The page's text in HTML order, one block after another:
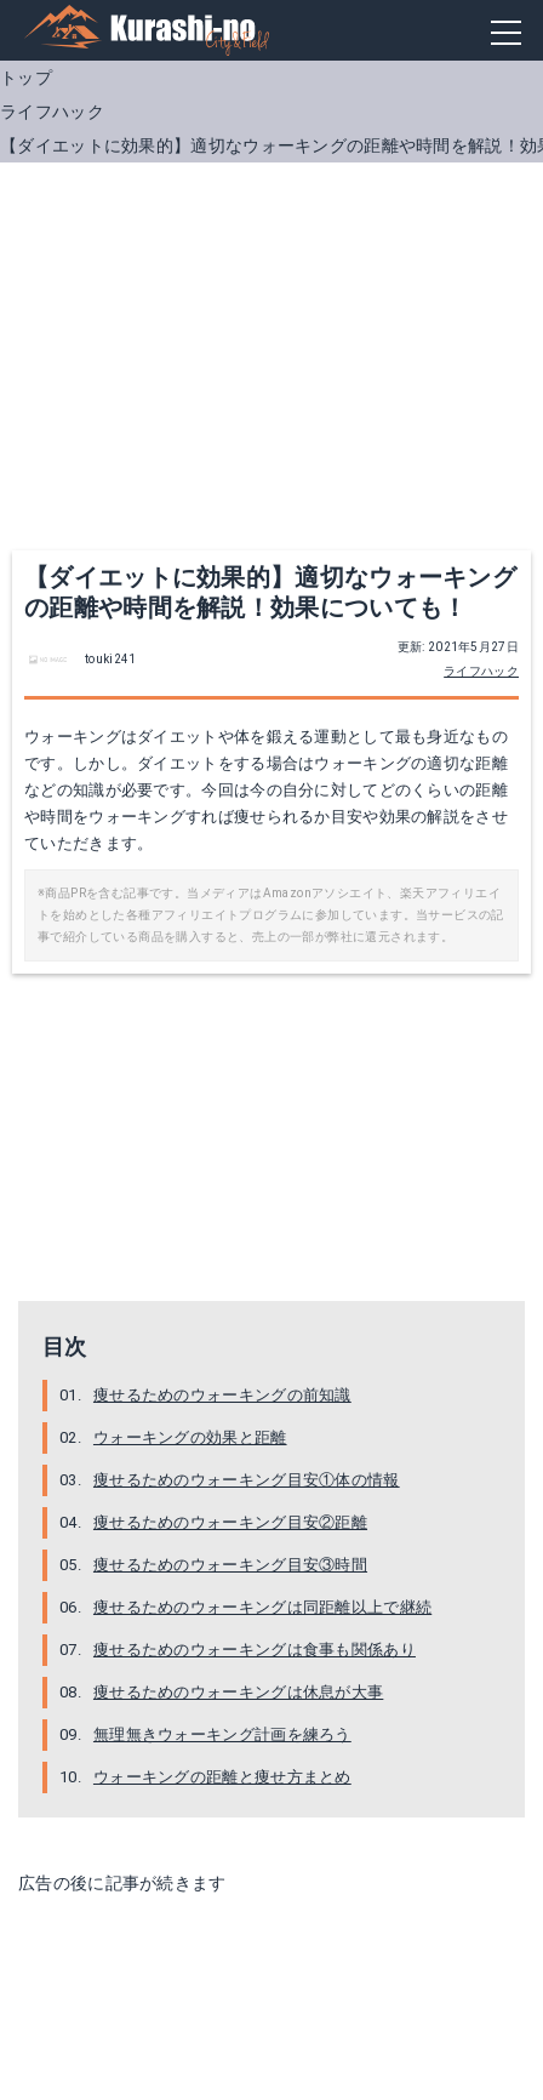
トップ
ライフハック
【ダイエットに効果的】適切なウォーキングの距離や時間を解説！
【ダイエットに効果的】適切なウォーキング
の距離や時間を解説！効果についても！
更新: 2021年5月27日
ライフハック
touki241
ウォーキングはダイエットや体を鍛える運動として最も身近なもの
です。しかし。ダイエットをする場合はウォーキングの適切な距離
などの知識が必要です。今回は今の自分に対してどのくらいの距離
や時間をウォーキングすれば痩せられるか目安や効果の解説をさせ
ていただきます。
※商品PRを含む記事です。当メディアはAmazonアソシエイト、楽天アフィリエイ
トを始めとした各種アフィリエイトプログラムに参加しています。当サービスの記
事で紹介している商品を購入すると、売上の一部が弊社に還元されます。
目次
痩せるためのウォーキングの前知識
ウォーキングの効果と距離
痩せるためのウォーキング目安①体の情報
痩せるためのウォーキング目安②距離
痩せるためのウォーキング目安③時間
痩せるためのウォーキングは同距離以上で継続
痩せるためのウォーキングは食事も関係あり
痩せるためのウォーキングは休息が大事
無理無きウォーキング計画を練ろう
ウォーキングの距離と痩せ方まとめ
広告の後に記事が続きます